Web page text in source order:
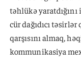
təhlükə
cür dağıdıcı
qarşısını almaq,
kommunikasiya